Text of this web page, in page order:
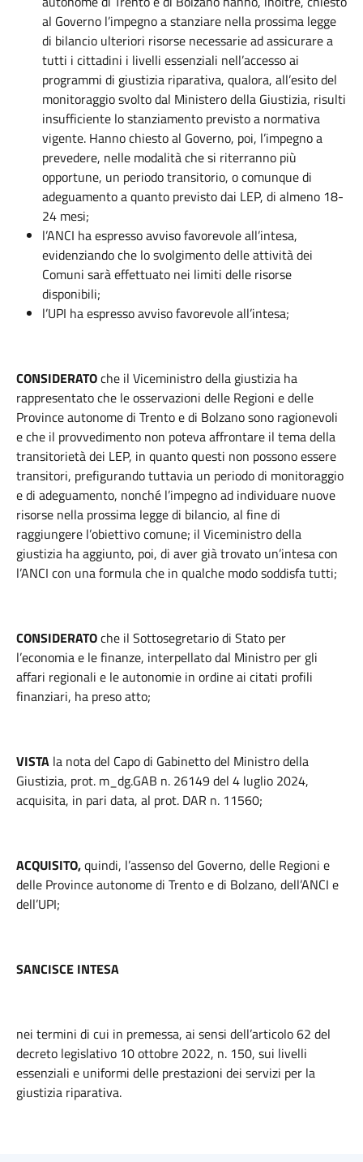
al Governo l’impegno a stanziare nella prossima legge
di bilancio ulteriori risorse necessarie ad assicurare a
tutti i cittadini i livelli essenziali nell’accesso ai
programmi di giustizia riparativa, qualora, all’esito del
monitoraggio svolto dal Ministero della Giustizia, risulti
insufficiente lo stanziamento previsto a normativa
vigente. Hanno chiesto al Governo, poi, l’impegno a
prevedere, nelle modalità che si riterranno più
opportune, un periodo transitorio, o comunque di
adeguamento a quanto previsto dai LEP, di almeno 18-
24 mesi;
l’ANCI ha espresso avviso favorevole all’intesa,
evidenziando che lo svolgimento delle attività dei
Comuni sarà effettuato nei limiti delle risorse
disponibili;
l’UPI ha espresso avviso favorevole all’intesa;
CONSIDERATOche il Viceministro della giustizia ha
rappresentato che le osservazioni delle Regioni e delle
Province autonome di Trento e di Bolzano sono ragionevoli
e che il provvedimento non poteva affrontare il tema della
transitorietà dei LEP, in quanto questi non possono essere
transitori, prefigurando tuttavia un periodo di monitoraggio
e di adeguamento, nonché l’impegno ad individuare nuove
risorse nella prossima legge di bilancio, al fine di
raggiungere l’obiettivo comune; il Viceministro della
giustizia ha aggiunto, poi, di aver già trovato un’intesa con
l’ANCI con una formula che in qualche modo soddisfa tutti;
CONSIDERATOche il Sottosegretario di Stato per
l’economia e le finanze, interpellato dal Ministro per gli
affari regionali e le autonomie in ordine ai citati profili
finanziari, ha preso atto;
VISTA la nota del Capo di Gabinetto del Ministro della
Giustizia, prot. m_dg.GAB n. 26149 del 4 luglio 2024,
acquisita, in pari data, al prot. DAR n. 11560;
ACQUISITO,quindi, l’assenso del Governo, delle Regioni e
delle Province autonome di Trento e di Bolzano, dell’ANCI e
dell’UPI;
SANCISCE INTESA
nei termini di cui in premessa, ai sensi dell’articolo 62 del
decreto legislativo 10 ottobre 2022, n. 150, sui livelli
essenziali e uniformi delle prestazioni dei servizi per la
giustizia riparativa.